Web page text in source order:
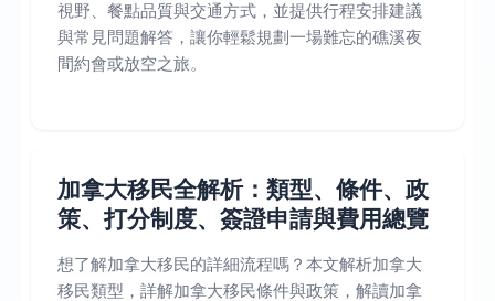
視野、餐點品質與交通方式，並提供行程安排建議
與常見問題解答，讓你輕鬆規劃一場難忘的礁溪夜
間約會或放空之旅。
加拿大移民全解析：類型、條件、政
策、打分制度、簽證申請與費用總覽
想了解加拿大移民的詳細流程嗎？本文解析加拿大
移民類型，詳解加拿大移民條件與政策，解讀加拿